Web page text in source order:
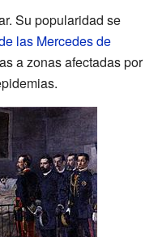
Su popularidad se
las Mercedes de
a zonas afectadas por